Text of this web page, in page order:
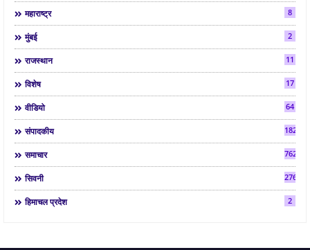
महाराष्ट्र 8
मुंबई 2
राजस्थान 11
विशेष 17
वीडियो 64
संपादकीय 182
समाचार 7624
सिवनी 2763
हिमाचल प्रदेश 2